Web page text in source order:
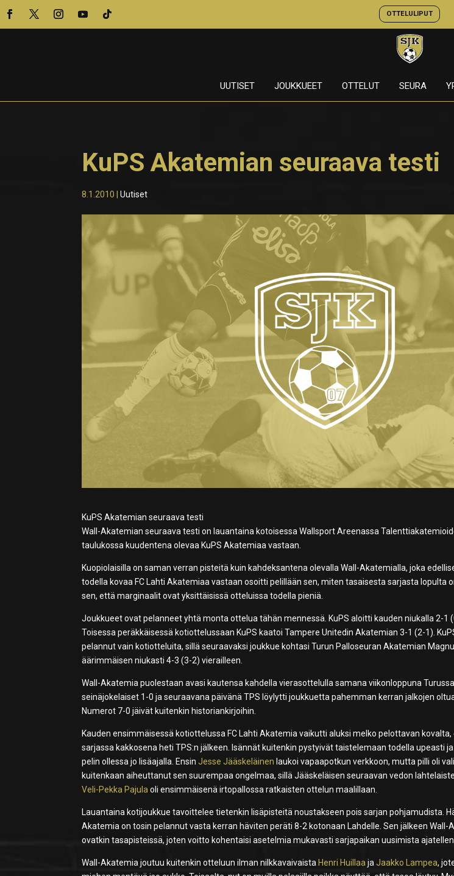
OTTELULIPUT
UUTISET JOUKKUEET OTTELUT SEURA
KuPS Akatemian seuraava testi
8.1.2010 |Uutiset
KuPS Akatemian seuraava testi
Wall-Akatemian seuraava testi on lauantaina kotoisessa Wallsport Areenassa
taulukossa kuudentena olevaa KuPS Akatemiaa vastaan.
Kuopiolaisilla on saman verran pisteitä kuin kahdeksantena olevalla Wall-Akatemialla, joka
todella kovaa FC Lahti Akatemiaa vastaan osoitti pelillään sen, miten tasaisesta sarjasta lopulta
sen, että marginaalit ovat yksittäisissä otteluissa todella pieniä.
Joukkueet ovat pelanneet yhtä monta ottelua tähän mennessä. KuPS aloitti kauden niukalla 2-1
Toisessa peräkkäisessä kotiottelussaan KuPS kaatoi Tampere Unitedin Akatemian 3-1 (2-1).
pelannut vain kotiotteluita, sillä seuraavaksi joukkue kohtasi Turun Palloseuran Akatemian
äärimmäisen niukasti 4-3 (3-2) vierailleen.
Wall-Akatemia puolestaan avasi kautensa kahdella vierasottelulla samana viikonloppuna
seinäjokelaiset 1-0 ja seuraavana päivänä TPS löylytti joukkuetta pahemman kerran jalkojen
Numerot 7-0 jäivät kuitenkin historiankirjoihin.
Kauden ensimmäisessä kotiottelussa FC Lahti Akatemia vaikutti aluksi melko pelottavan kovalta,
sarjassa kakkosena heti TPS:n jälkeen. Isännät kuitenkin pystyivät taistelemaan todella upeasti
pelin ollessa jo lisäajalla. EnsinJesse Jääskeläinen laukoi vapaapotkun verkkoon, mutta pilli oli
kuitenkaan aiheuttanut sen suurempaa ongelmaa, sillä Jääskeläisen seuraavan vedon
Veli-Pekka Pajulaoli ensimmäisenä irtopallossa ratkaisten ottelun maalillaan.
Lauantaina kotijoukkue tavoittelee tietenkin lisäpisteitä noustakseen pois sarjan pohjamudista.
Akatemia on tosin pelannut vasta kerran häviten peräti 8-2 kotonaan Lahdelle. Sen jälkeen Wall-
ovatkin tasapisteissä, joten voitto kohentaisi asetelmia mukavasti sarjapaikan uusimista
Wall-Akatemia joutuu kuitenkin otteluun ilman nilkkavaivaista Henri HuillaajaJaakko Lampea,